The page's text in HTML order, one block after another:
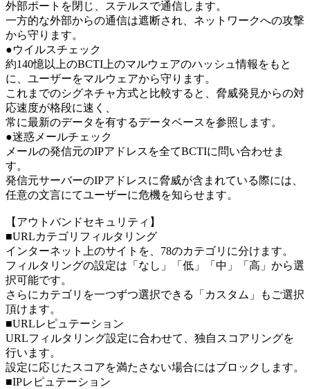
外部ポートを閉じ、ステルスで通信します。
一方的な外部からの通信は遮断され、ネットワークへの攻撃
から守ります。
●ウイルスチェック
約140憶以上のBCTI上のマルウェアのハッシュ情報をもと
に、ユーザーをマルウェアから守ります。
これまでのシグネチャ方式と比較すると、脅威発見からの対
応速度が格段に速く、
常に最新のデータを有するデータベースを参照します。
●迷惑メールチェック
メールの発信元のIPアドレスを全てBCTIに問い合わせま
す。
発信元サーバーのIPアドレスに脅威が含まれている際には、
任意の文言にてユーザーに危機を知らせます。
【アウトバンドセキュリティ】
■URLカテゴリフィルタリング
インターネット上のサイトを、78のカテゴリに分けます。
フィルタリングの設定は「なし」「低」「中」「高」から選
択可能です。
さらにカテゴリを一つずつ選択できる「カスタム」もご選択
頂けます。
■URLレピュテーション
URLフィルタリング設定に合わせて、独自スコアリングを
行います。
設定に応じたスコアを満たさない場合にはブロックします。
■IPレピュテーション